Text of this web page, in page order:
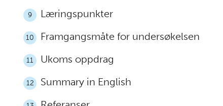
9 Læringspunkter
10 Framgangsmåte for undersøkelsen
11 Ukoms oppdrag
12 Summary in English